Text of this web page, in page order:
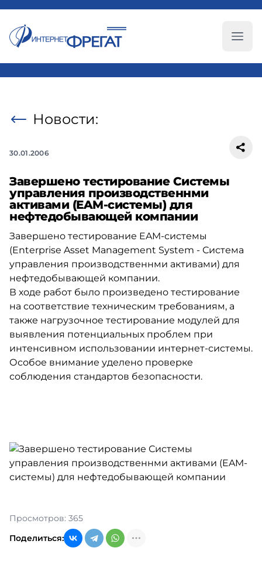
Новости:
30.01.2006
Завершено тестирование Системы
управления производственнми
активами (EAM-системы) для
нефтедобывающей компании
Завершено тестирование EAM-системы
(Enterprise Asset Management System - Система
управления производственнми активами) для
нефтедобывающей компании.
В ходе работ было произведено тестирование
на соответствие техническим требованиям, а
также нагрузочное тестирование модулей для
выявления потенциальных проблем при
интенсивном использовании интернет-системы.
Особое внимание уделено проверке
соблюдения стандартов безопасности.
Просмотров: 365
Поделиться: